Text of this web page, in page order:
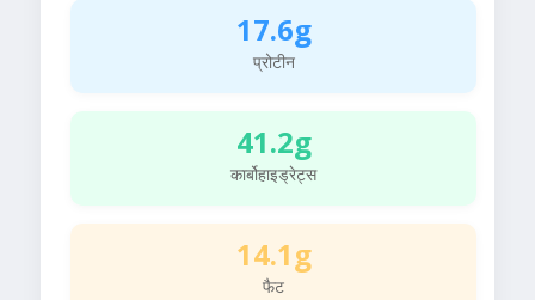
17.6g
प्रोटीन
41.2g
कार्बोहाइड्रेट्स
14.1g
फैट